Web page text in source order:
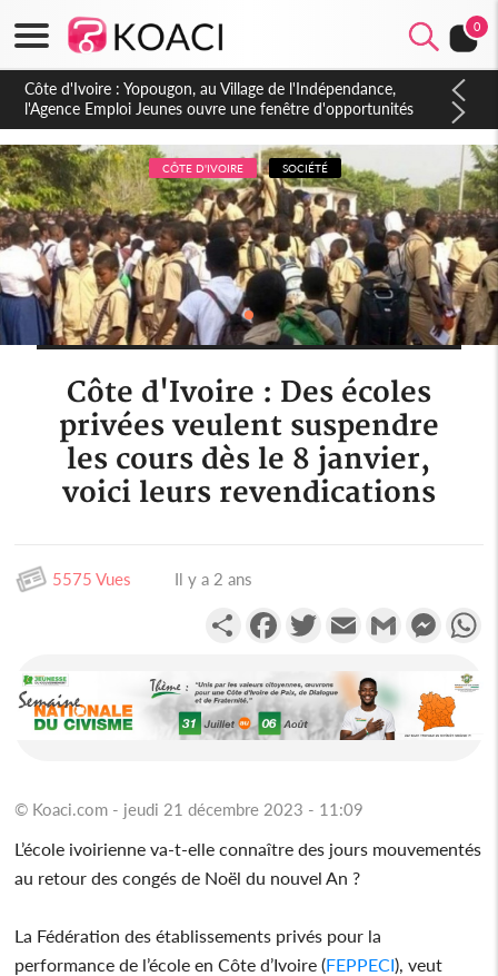
0
Côte d'Ivoire : CHU de Treichville, après la fronde, les agents
contractuels obtiennent un accord avec la direction sur les
arriérés du SMIG 2023
CÔTE D'IVOIRE SOCIÉTÉ
Côte d'Ivoire : Des écoles
privées veulent suspendre
les cours dès le 8 janvier,
voici leurs revendications
5575 Vues Il y a 2 ans
PartagerFacebookTwitterEmail Gmail
© Koaci.com - jeudi 21 décembre 2023 - 11:09
L’école ivoirienne va-t-elle connaître des jours mouvementés
au retour des congés de Noël du nouvel An ?
La Fédération des établissements privés pour la
performance de l’école en Côte d’Ivoire (FEPPECI), veut